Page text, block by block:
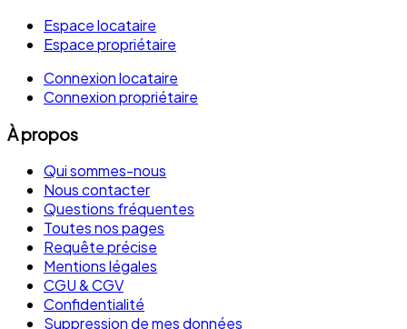
Espace locataire
Espace propriétaire
Connexion locataire
Connexion propriétaire
À propos
Qui sommes-nous
Nous contacter
Questions fréquentes
Toutes nos pages
Requête précise
Mentions légales
CGU & CGV
Confidentialité
Suppression de mes données